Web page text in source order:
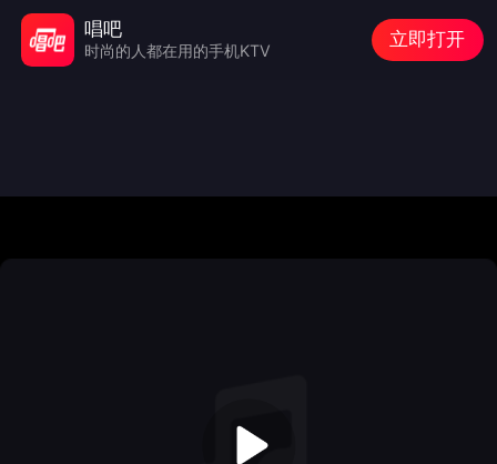
唱吧
时尚的人都在用的手机KTV
立即打开